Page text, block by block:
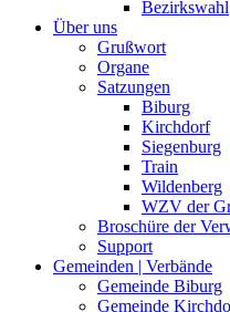
Bezirkswahl
Über uns
Grußwort
Organe
Satzungen
Biburg
Kirchdorf
Siegenburg
Train
Wildenberg
WZV der
Broschüre der
Support
Gemeinden | Verbände
Gemeinde Biburg
Gemeinde